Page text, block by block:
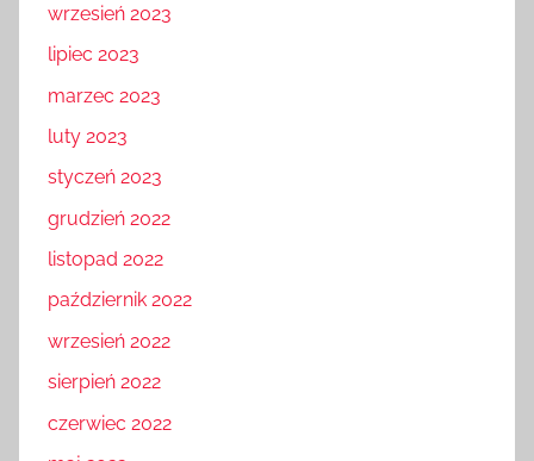
wrzesień 2023
lipiec 2023
marzec 2023
luty 2023
styczeń 2023
grudzień 2022
listopad 2022
październik 2022
wrzesień 2022
sierpień 2022
czerwiec 2022